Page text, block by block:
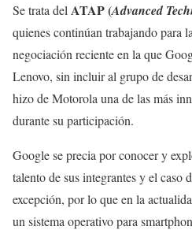
Se trata del ATAP (Advanced
quienes continúan trabajando para
negociación reciente en la que
Lenovo, sin incluir al grupo de
hizo de Motorola una de las más
durante su participación.
Google se precia por conocer y
talento de sus integrantes y el caso
excepción, por lo que en la
un sistema operativo para